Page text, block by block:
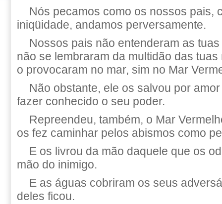
Nós pecamos como os nossos pais,
iniqüidade, andamos perversamente.
Nossos pais não entenderam as
não se lembraram da multidão das
o provocaram no mar, sim no Mar
Não obstante, ele os salvou por
fazer conhecido o seu poder.
Repreendeu, também, o Mar
os fez caminhar pelos abismos como
E os livrou da mão daquele que os
mão do inimigo.
E as águas cobriram os seus
deles ficou.